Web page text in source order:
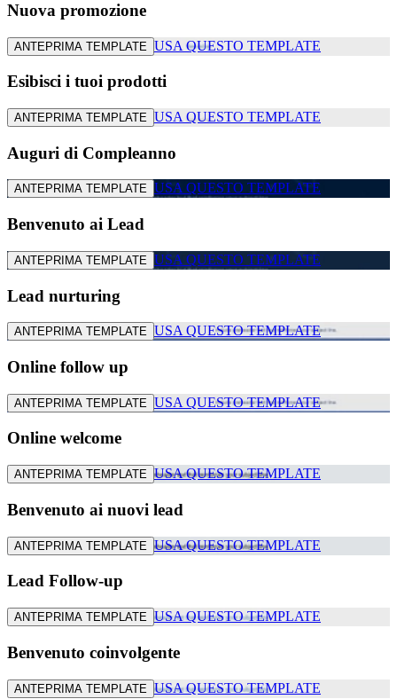
Nuova promozione
ANTEPRIMA TEMPLATE USA QUESTO TEMPLATE
Esibisci i tuoi prodotti
ANTEPRIMA TEMPLATE USA QUESTO TEMPLATE
Auguri di Compleanno
ANTEPRIMA TEMPLATE USA QUESTO TEMPLATE
Benvenuto ai Lead
ANTEPRIMA TEMPLATE USA QUESTO TEMPLATE
Lead nurturing
ANTEPRIMA TEMPLATE USA QUESTO TEMPLATE
Online follow up
ANTEPRIMA TEMPLATE USA QUESTO TEMPLATE
Online welcome
ANTEPRIMA TEMPLATE USA QUESTO TEMPLATE
Benvenuto ai nuovi lead
ANTEPRIMA TEMPLATE USA QUESTO TEMPLATE
Lead Follow-up
ANTEPRIMA TEMPLATE USA QUESTO TEMPLATE
Benvenuto coinvolgente
ANTEPRIMA TEMPLATE USA QUESTO TEMPLATE